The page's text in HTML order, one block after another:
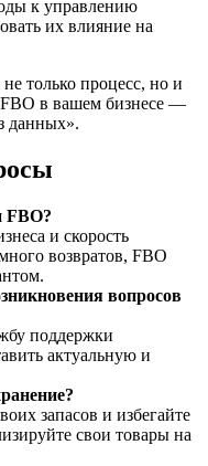
к управлению
их влияние на
только процесс, но и
в вашем бизнесе —
данных».
FBO?
и скорость
возвратов, FBO
вопросов
поддержки
актуальную и
запасов и избегайте
свои товары на